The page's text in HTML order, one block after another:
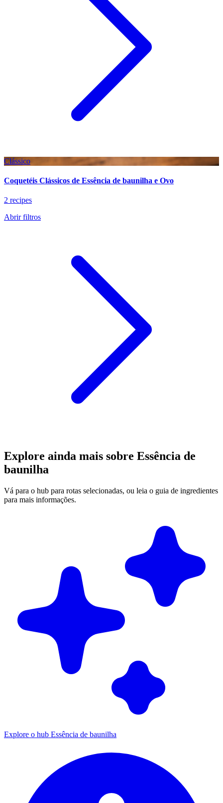
Clássico
Coquetéis Clássicos de Essência de baunilha e Ovo
2 recipes
Abrir filtros
Explore ainda mais sobre Essência de
baunilha
Vá para o hub para rotas selecionadas, ou leia o guia de ingredientes
para mais informações.
Explore o hub Essência de baunilha